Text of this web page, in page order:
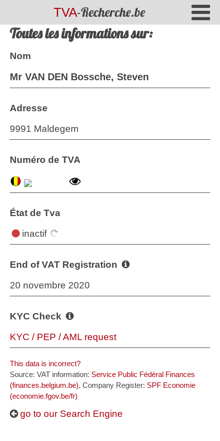
TVA-Recherche.be
Toutes les informations sur:
Nom
Mr VAN DEN Bossche, Steven
Adresse
9991 Maldegem
Numéro de TVA
État de Tva
inactif
End of VAT Registration
20 novembre 2020
KYC Check
KYC / PEP / AML request
This data is incorrect?
Source: VAT information: Service Public Fédéral Finances
(finances.belgium.be), Company Register: SPF Economie
(economie.fgov.be/fr)
go to our Search Engine